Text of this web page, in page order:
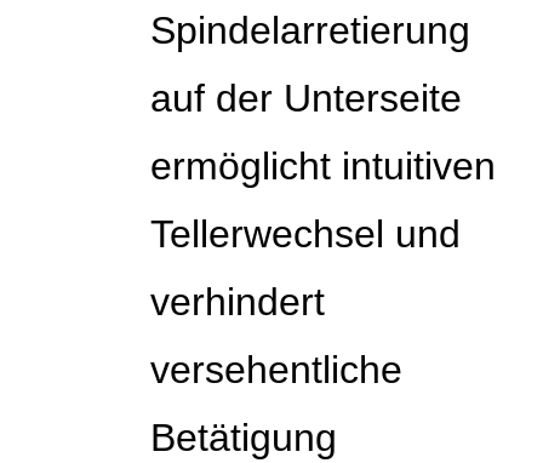
Spindelarretierung
auf der Unterseite
ermöglicht intuitiven
Tellerwechsel und
verhindert
versehentliche
Betätigung